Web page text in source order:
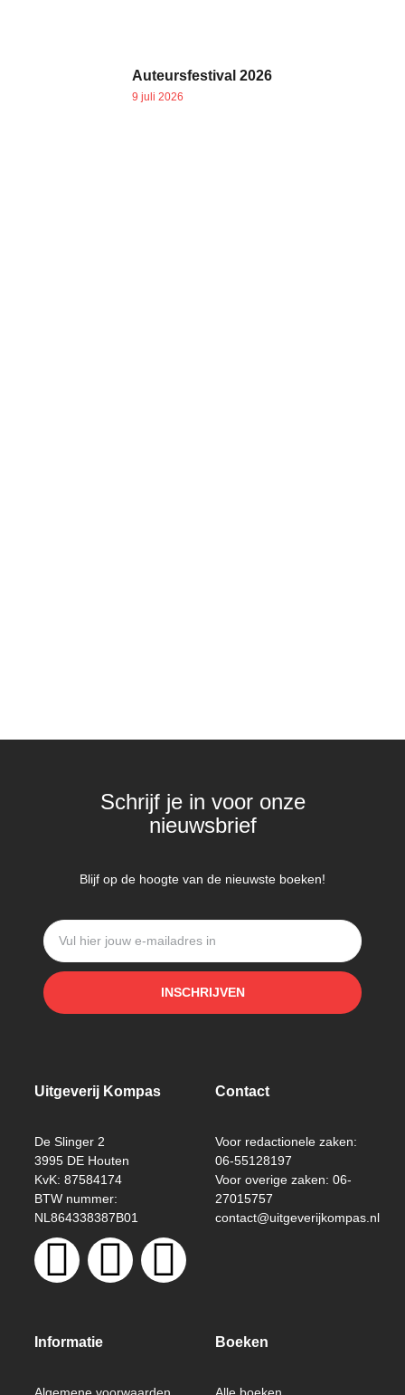
Auteursfestival 2026
9 juli 2026
Schrijf je in voor onze
nieuwsbrief
Blijf op de hoogte van de nieuwste boeken!
INSCHRIJVEN
Uitgeverij Kompas
De Slinger 2
3995 DE Houten
KvK: 87584174
BTW nummer:
NL864338387B01
Contact
Voor redactionele zaken:
06-55128197
Voor overige zaken: 06-
27015757
contact@uitgeverijkompas.nl
Informatie Boeken